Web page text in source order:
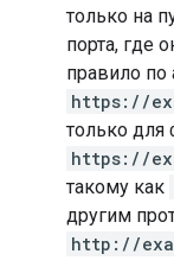
только на
порта, где
правило по
https://
только для
https://
такому как
другим
http://